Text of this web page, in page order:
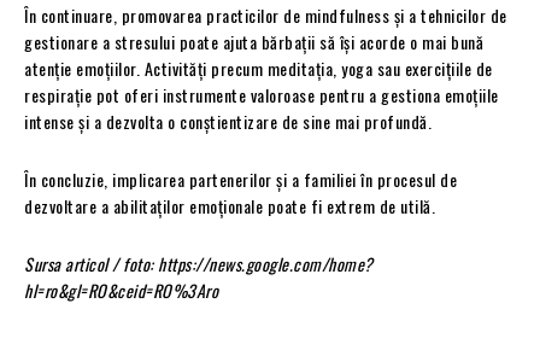
În continuare, promovarea practicilor de mindfulness și a tehnicilor de
gestionare a stresului poate ajuta bărbații să își acorde o mai bună
atenție emoțiilor. Activități precum meditația, yoga sau exercițiile de
respirație pot oferi instrumente valoroase pentru a gestiona emoțiile
intense și a dezvolta o conștientizare de sine mai profundă.
În concluzie, implicarea partenerilor și a familiei în procesul de
dezvoltare a abilitaților emoționale poate fi extrem de utilă.
Sursa articol / foto: https://news.google.com/home?
hl=ro&gl=RO&ceid=RO%3Aro